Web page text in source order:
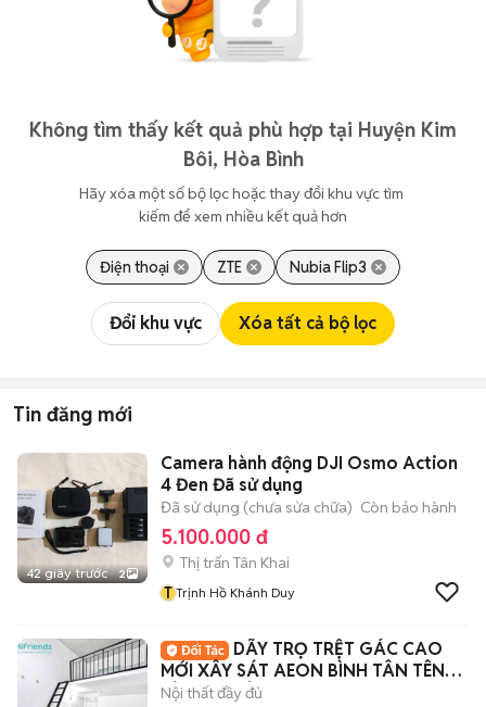
Không tìm thấy kết quả phù hợp tại Huyện Kim
Bôi, Hòa Bình
Hãy xóa một số bộ lọc hoặc thay đổi khu vực tìm
kiếm để xem nhiều kết quả hơn
Điện thoại ZTE Nubia Flip3
Đổi khu vực Xóa tất cả bộ lọc
Tin đăng mới
42 giây trước 2
Camera hành động DJI Osmo Action
4 Đen Đã sử dụng
Đã sử dụng (chưa sửa chữa) Còn bảo hành
5.100.000 đ
Thị trấn Tân Khai
T Trịnh Hồ Khánh Duy
DÃY TRỌ TRỆT GÁC CAO
MỚI XÂY SÁT AEON BÌNH TÂN TÊN
LỬA MỚI TỈNH LỘ 10
Nội thất đầy đủ